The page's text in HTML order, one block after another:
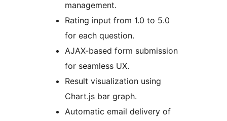
management.
Rating input from 1.0 to 5.0
for each question.
AJAX-based form submission
for seamless UX.
Result visualization using
Chart.js bar graph.
Automatic email delivery of